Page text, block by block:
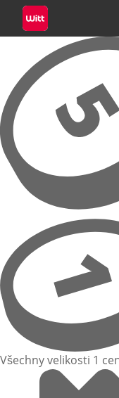
Přeskočit na hlavní
Všechny velikosti 1